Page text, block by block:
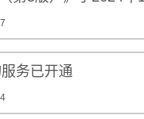
务已开通